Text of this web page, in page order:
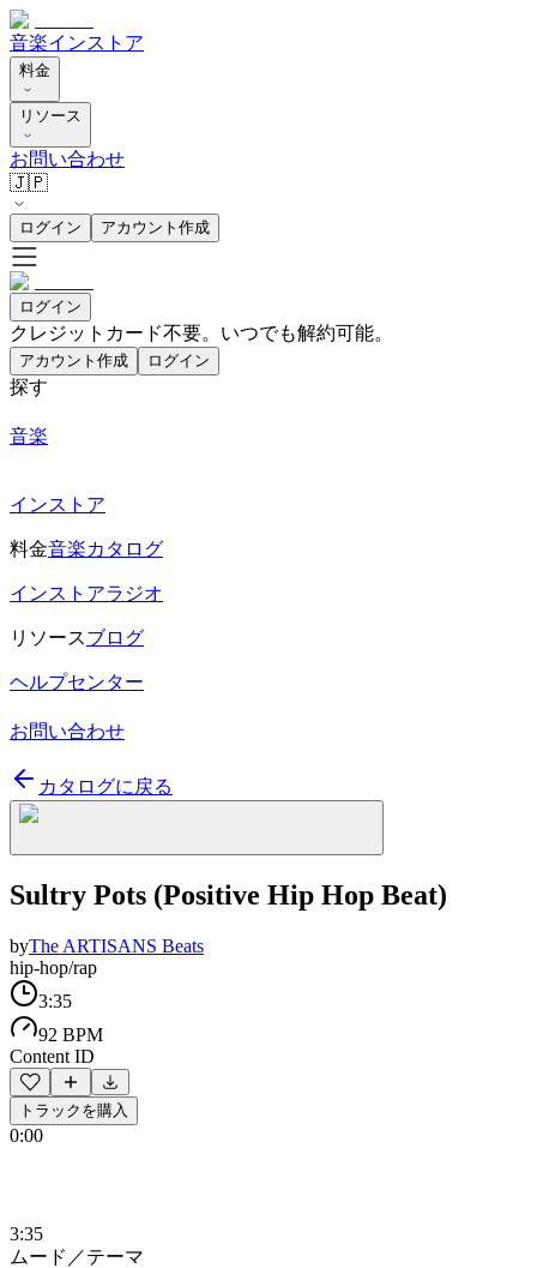
音楽インストア
料金
リソース
お問い合わせ
🇯🇵
ログイン アカウント作成
ログイン
クレジットカード不要。いつでも解約可能。
アカウント作成 ログイン
探す
音楽
インストア
料金音楽カタログ
インストアラジオ
リソースブログ
ヘルプセンター
お問い合わせ
カタログに戻る
Sultry Pots (Positive Hip Hop Beat)
byThe ARTISANS Beats
hip-hop/rap
3:35
92 BPM
Content ID
トラックを購入
0:00
3:35
ムード／テーマ